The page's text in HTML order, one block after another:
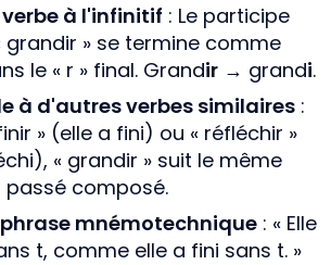
verbe à l'infinitif : Le participe
grandir » se termine comme
le « r » final. Grandir → grandi.
à d'autres verbes similaires :
» (elle a fini) ou « réfléchir »
« grandir » suit le même
passé composé.
phrase mnémotechnique : « Elle
t, comme elle a fini sans t. »